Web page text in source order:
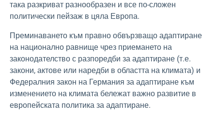
така разкриват разнообразен и все по-сложен
политически пейзаж в цяла Европа.
Преминаването към правно обвързващо адаптиране
на национално равнище чрез приемането на
законодателство с разпоредби за адаптиране (т.е.
закони, актове или наредби в областта на климата) и
Федералния закон на Германия за адаптиране към
изменението на климата бележат важно развитие в
европейската политика за адаптиране.